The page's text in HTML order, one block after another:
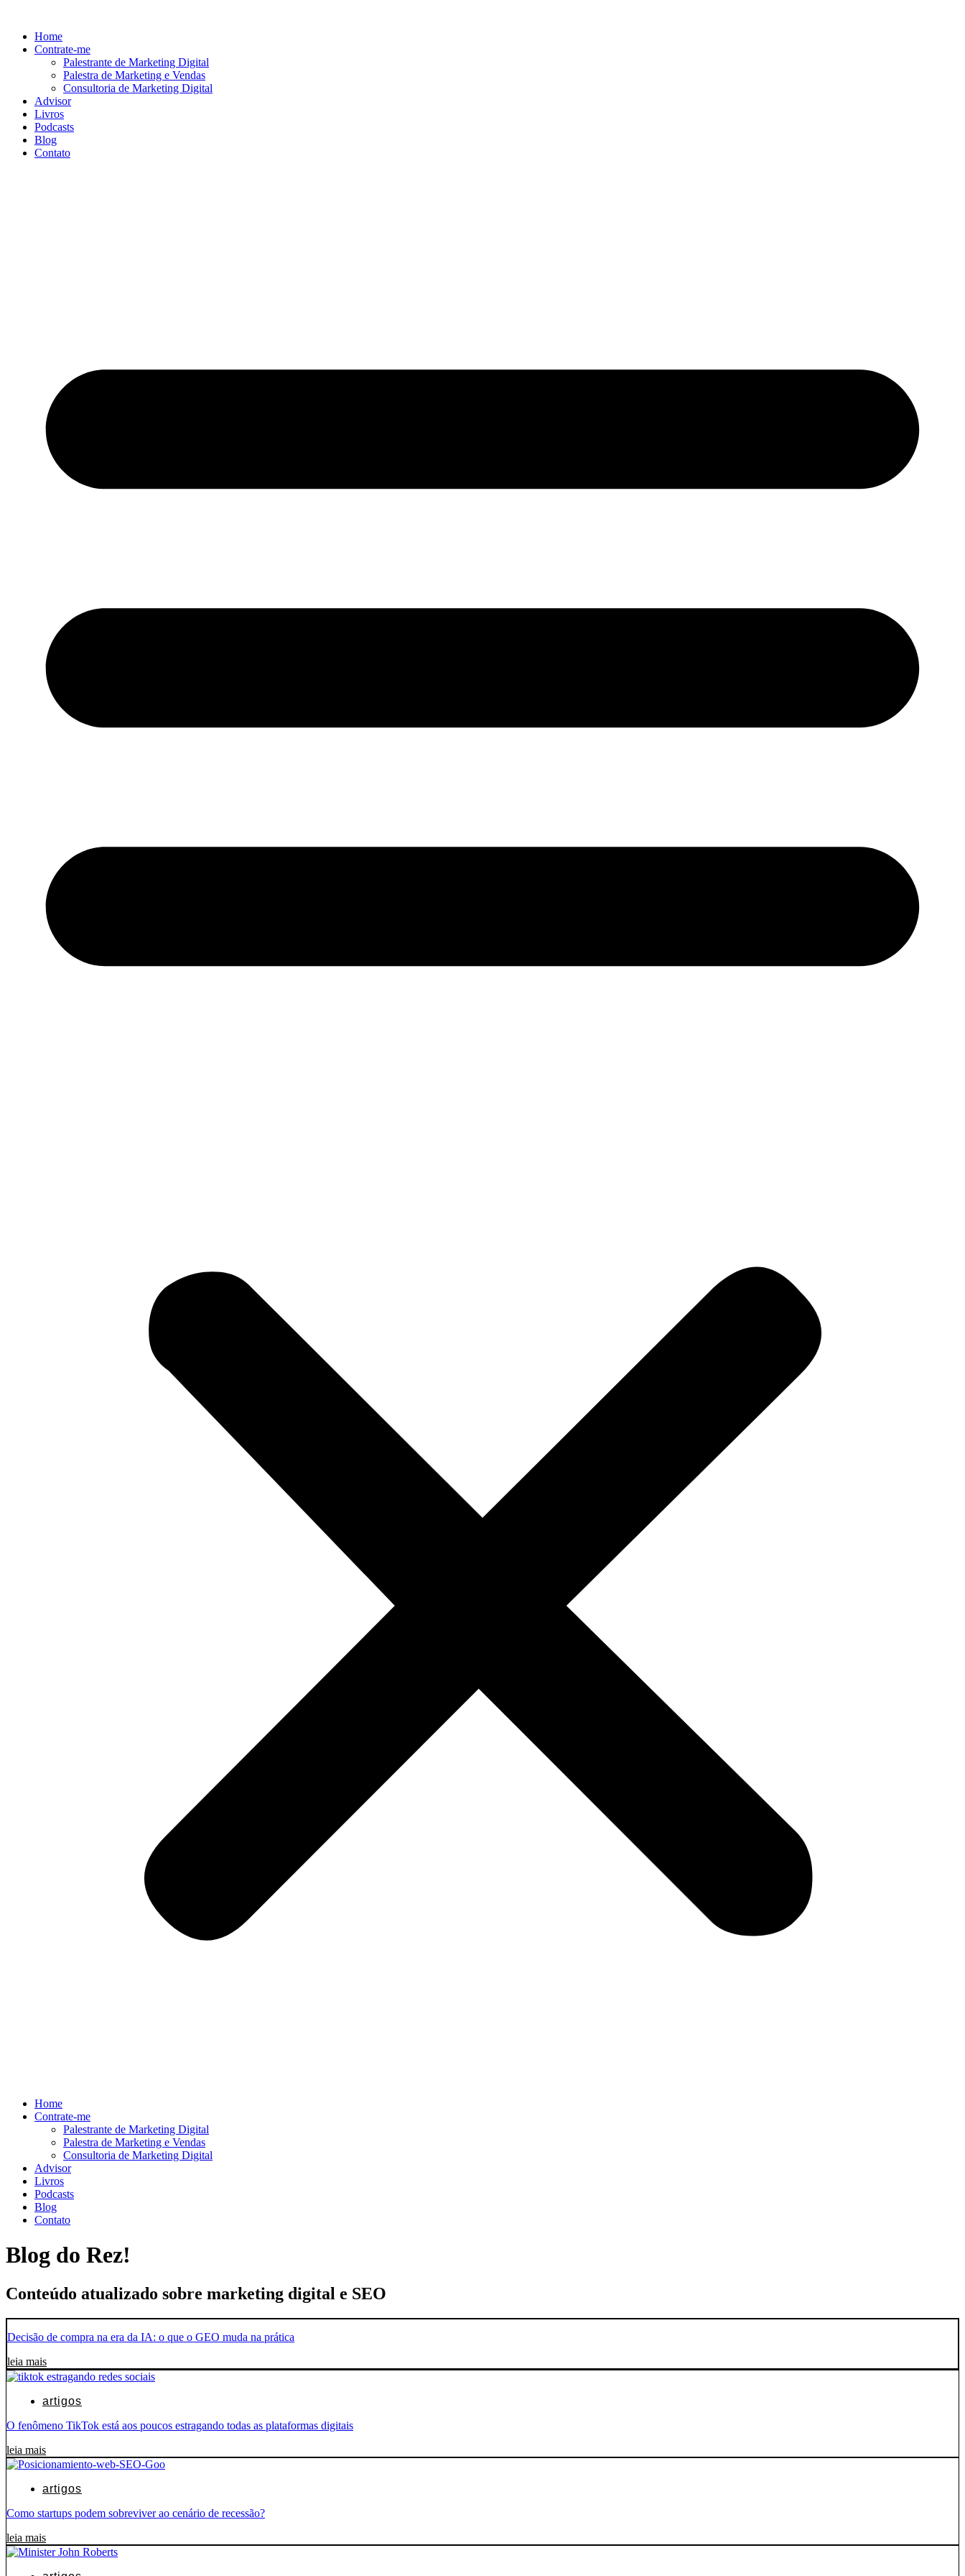
conteúdo
Home
Contrate-me
Palestrante de Marketing Digital
Palestra de Marketing e Vendas
Consultoria de Marketing Digital
Advisor
Livros
Podcasts
Blog
Contato
Home
Contrate-me
Palestrante de Marketing Digital
Palestra de Marketing e Vendas
Consultoria de Marketing Digital
Advisor
Livros
Podcasts
Blog
Contato
Blog do Rez!
Conteúdo atualizado sobre marketing digital e SEO
Decisão de compra na era da IA: o que o GEO muda na prática
leia mais
artigos
O fenômeno TikTok está aos poucos estragando todas as plataformas digitais
leia mais
artigos
Como startups podem sobreviver ao cenário de recessão?
leia mais